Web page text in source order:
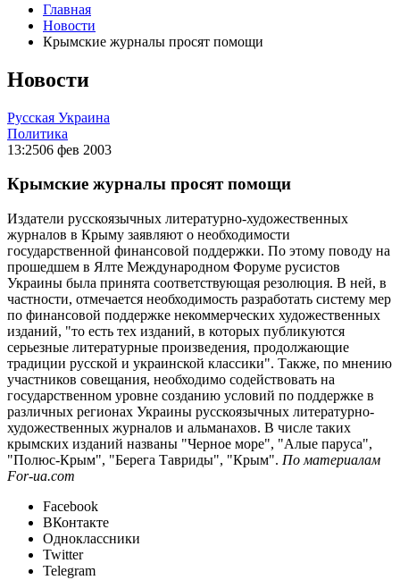
Главная
Новости
Крымские журналы просят помощи
Новости
Русская Украина
Политика
13:2506 фев 2003
Крымские журналы просят помощи
Издатели русскоязычных литературно-художественных
журналов в Крыму заявляют о необходимости
государственной финансовой поддержки. По этому поводу на
прошедшем в Ялте Международном Форуме русистов
Украины была принята соответствующая резолюция. В ней, в
частности, отмечается необходимость разработать систему мер
по финансовой поддержке некоммерческих художественных
изданий, "то есть тех изданий, в которых публикуются
серьезные литературные произведения, продолжающие
традиции русской и украинской классики". Также, по мнению
участников совещания, необходимо содействовать на
государственном уровне созданию условий по поддержке в
различных регионах Украины русскоязычных литературно-
художественных журналов и альманахов. В числе таких
крымских изданий названы "Черное море", "Алые паруса",
"Полюс-Крым", "Берега Тавриды", "Крым". По материалам
For-ua.com
Facebook
ВКонтакте
Одноклассники
Twitter
Telegram